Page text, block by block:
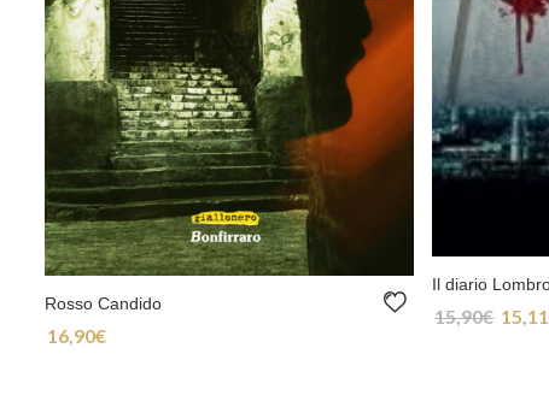
Rosso Candido
16,90€
Il diario
15,90€ Il
15,11